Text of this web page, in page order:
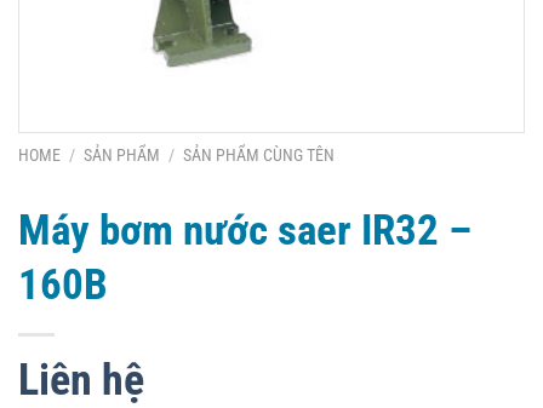
HOME / SẢN PHẨM / SẢN PHẨM CÙNG TÊN
Máy bơm nước saer IR32 –
160B
Liên hệ